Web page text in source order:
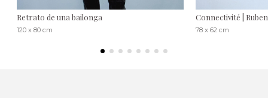
Retrato de una bailonga
120 x 80 cm
Connectivité |
78 x 62 cm